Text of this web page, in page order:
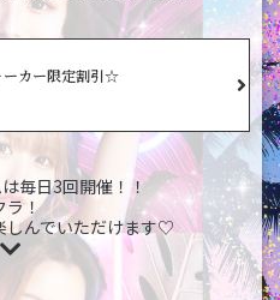
ーカー限定割引☆
毎日3回開催！！
ラ！
しんでいただけます♡
キャスト】が
います♡